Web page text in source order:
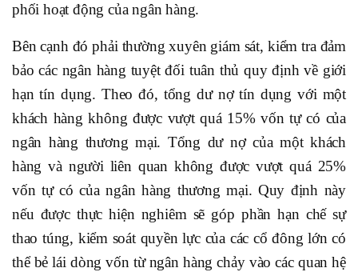
phối hoạt động của ngân hàng.
Bên cạnh đó phải thường xuyên giám sát, kiểm tra đảm
bảo các ngân hàng tuyệt đối tuân thủ quy định về giới
hạn tín dụng. Theo đó, tổng dư nợ tín dụng với một
khách hàng không được vượt quá 15% vốn tự có của
ngân hàng thương mại. Tổng dư nợ của một khách
hàng và người liên quan không được vượt quá 25%
vốn tự có của ngân hàng thương mại. Quy định này
nếu được thực hiện nghiêm sẽ góp phần hạn chế sự
thao túng, kiểm soát quyền lực của các cổ đông lớn có
thể bẻ lái dòng vốn từ ngân hàng chảy vào các quan hệ